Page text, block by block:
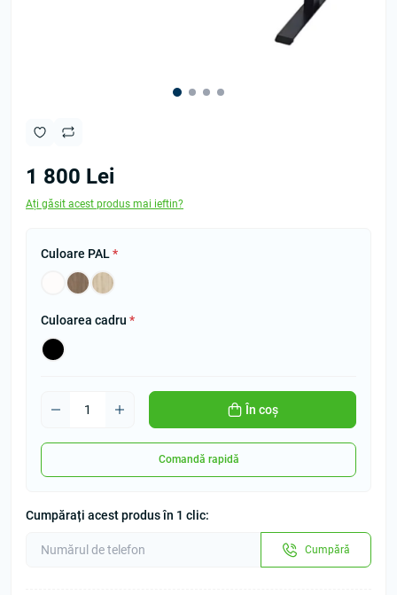
1 800 Lei
Ați găsit acest produs mai ieftin?
Culoare PAL*
Culoarea cadru *
În coș
Comandă rapidă
Cumpărați acest produs în 1 clic:
Cumpără